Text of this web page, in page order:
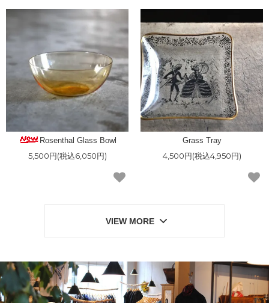
Rosenthal Glass Bowl
5,500円(税込6,050円)
Grass Tray
4,500円(税込4,950円)
VIEW MORE